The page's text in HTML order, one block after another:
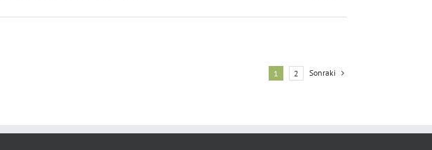
1 2 Sonraki